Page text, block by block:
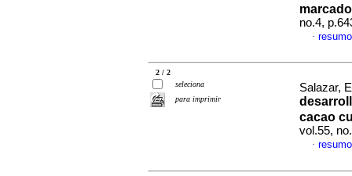
no.4,
·
2 / 2
seleciona
para imprimir
Salazar,
cacao
vol.55,
·